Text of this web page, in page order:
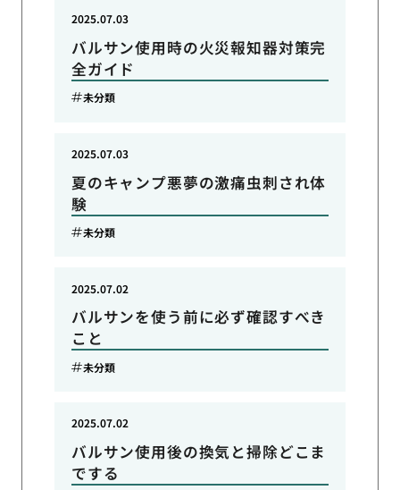
バルサン使用時の火災報知器対策完
全ガイド
2025.07.03
未分類
夏のキャンプ悪夢の激痛虫刺され体
験
2025.07.03
未分類
バルサンを使う前に必ず確認すべき
こと
2025.07.02
未分類
バルサン使用後の換気と掃除どこま
でする
2025.07.02